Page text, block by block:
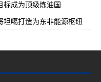
标成为顶级炼油国
坦噶打造为东非能源枢纽